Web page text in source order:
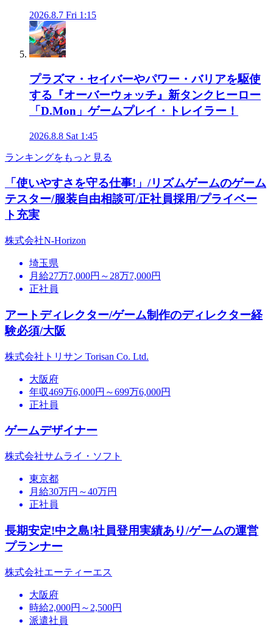
2026.8.7 Fri 1:15
プラズマ・セイバーやパワー・バリアを駆使
する『オーバーウォッチ』新タンクヒーロー
「D.Mon」ゲームプレイ・トレイラー！
2026.8.8 Sat 1:45
ランキングをもっと見る
「使いやすさを守る仕事!」/リズムゲームのゲーム
テスター/服装自由相談可/正社員採用/プライベー
ト充実
株式会社N-Horizon
埼玉県
月給27万7,000円～28万7,000円
正社員
アートディレクター/ゲーム制作のディレクター経
験必須/大阪
株式会社トリサン Torisan Co. Ltd.
大阪府
年収469万6,000円～699万6,000円
正社員
ゲームデザイナー
株式会社サムライ・ソフト
東京都
月給30万円～40万円
正社員
長期安定!中之島!社員登用実績あり/ゲームの運営
プランナー
株式会社エーティーエス
大阪府
時給2,000円～2,500円
派遣社員